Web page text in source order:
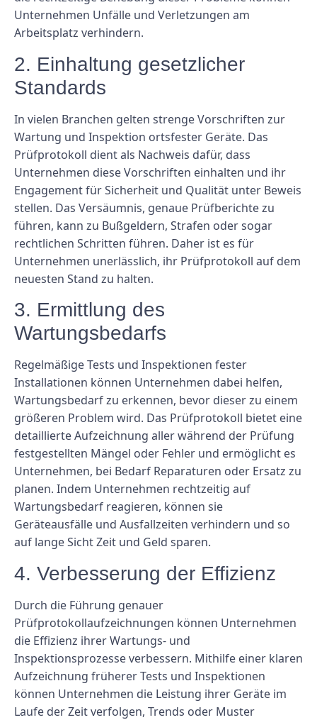
Unternehmen Unfälle und Verletzungen am
Arbeitsplatz verhindern.
2. Einhaltung gesetzlicher
Standards
In vielen Branchen gelten strenge Vorschriften zur
Wartung und Inspektion ortsfester Geräte. Das
Prüfprotokoll dient als Nachweis dafür, dass
Unternehmen diese Vorschriften einhalten und ihr
Engagement für Sicherheit und Qualität unter Beweis
stellen. Das Versäumnis, genaue Prüfberichte zu
führen, kann zu Bußgeldern, Strafen oder sogar
rechtlichen Schritten führen. Daher ist es für
Unternehmen unerlässlich, ihr Prüfprotokoll auf dem
neuesten Stand zu halten.
3. Ermittlung des
Wartungsbedarfs
Regelmäßige Tests und Inspektionen fester
Installationen können Unternehmen dabei helfen,
Wartungsbedarf zu erkennen, bevor dieser zu einem
größeren Problem wird. Das Prüfprotokoll bietet eine
detaillierte Aufzeichnung aller während der Prüfung
festgestellten Mängel oder Fehler und ermöglicht es
Unternehmen, bei Bedarf Reparaturen oder Ersatz zu
planen. Indem Unternehmen rechtzeitig auf
Wartungsbedarf reagieren, können sie
Geräteausfälle und Ausfallzeiten verhindern und so
auf lange Sicht Zeit und Geld sparen.
4. Verbesserung der Effizienz
Durch die Führung genauer
Prüfprotokollaufzeichnungen können Unternehmen
die Effizienz ihrer Wartungs- und
Inspektionsprozesse verbessern. Mithilfe einer klaren
Aufzeichnung früherer Tests und Inspektionen
können Unternehmen die Leistung ihrer Geräte im
Laufe der Zeit verfolgen, Trends oder Muster